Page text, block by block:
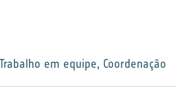
em equipe, Coordenação